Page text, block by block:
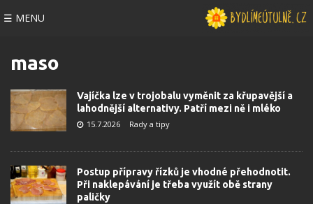
☰ MENU
maso
Vajíčka lze v trojobalu vyměnit za křupavější a
lahodnější alternativy. Patří mezi ně i mléko
15.7.2026 Rady a tipy
Postup přípravy řízků je vhodné přehodnotit.
Při naklepávání je třeba využít obě strany
paličky